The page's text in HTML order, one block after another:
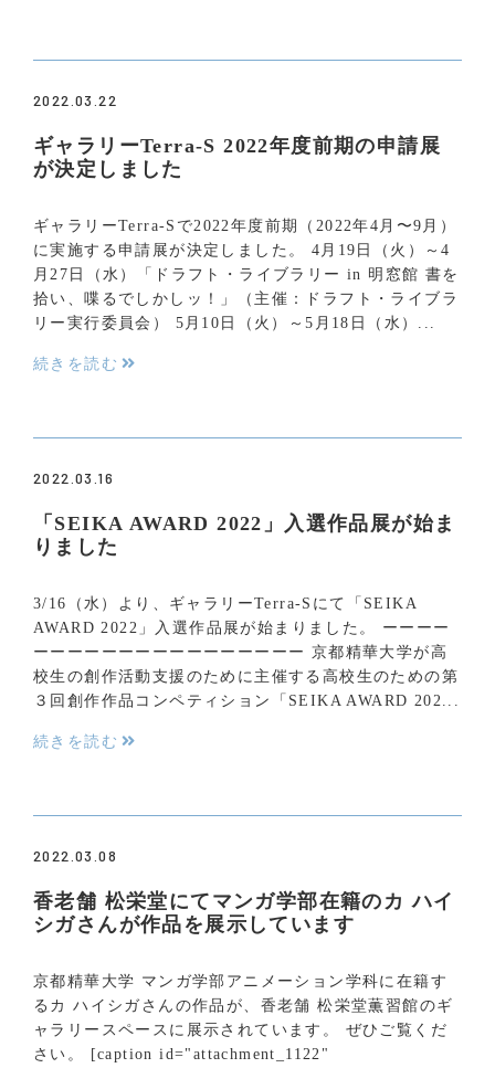
2022.03.22
ギャラリーTerra-S 2022年度前期の申請展
が決定しました
ギャラリーTerra-Sで2022年度前期（2022年4月〜9月）
に実施する申請展が決定しました。 4月19日（火）～4
月27日（水）「ドラフト・ライブラリー in 明窓館 書を
拾い、喋るでしかしッ！」（主催：ドラフト・ライブラ
リー実行委員会） 5月10日（火）～5月18日（水）...
続きを読む
2022.03.16
「SEIKA AWARD 2022」入選作品展が始ま
りました
3/16（水）より、ギャラリーTerra-Sにて「SEIKA
AWARD 2022」入選作品展が始まりました。 ーーーー
ーーーーーーーーーーーーーーーー 京都精華大学が高
校生の創作活動支援のために主催する高校生のための第
３回創作作品コンペティション「SEIKA AWARD 202...
続きを読む
2022.03.08
香老舗 松栄堂にてマンガ学部在籍のカ ハイ
シガさんが作品を展示しています
京都精華大学 マンガ学部アニメーション学科に在籍す
るカ ハイシガさんの作品が、香老舗 松栄堂薫習館のギ
ャラリースペースに展示されています。 ぜひご覧くだ
さい。 [caption id="attachment_1122"